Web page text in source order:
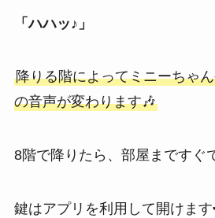
「ハハッ♪」
降りる階によってミニーちゃ
の音声が変わります🎶
8階で降りたら、部屋まですぐ
鍵はアプリを利用して開けま